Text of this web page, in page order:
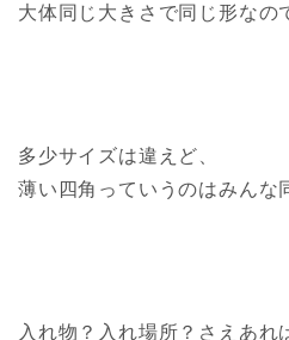
大体同じ大きさで同じ形なの
多少サイズは違えど、
薄い四角っていうのはみんな
入れ物？入れ場所？さえあれ